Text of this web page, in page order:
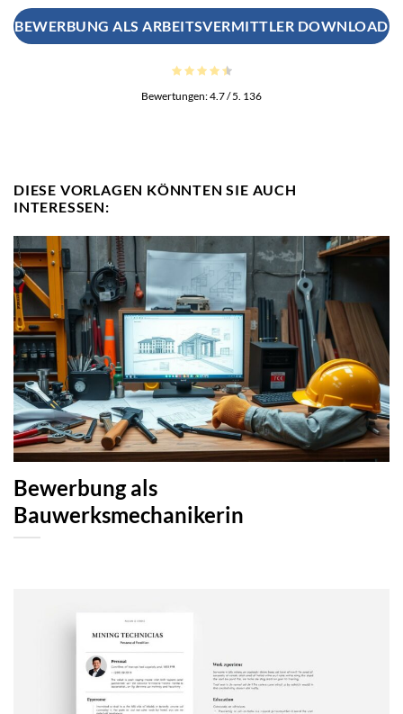
BEWERBUNG ALS ARBEITSVERMITTLER DOWNLOAD
Bewertungen:4.7/ 5. 136
DIESE VORLAGEN KÖNNTEN SIE AUCH
INTERESSEN:
Bewerbung als
Bauwerksmechanikerin